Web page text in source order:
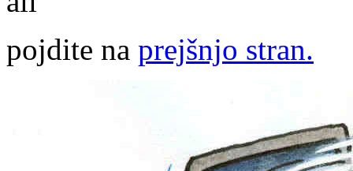
pojdite na prejšnjo stran.